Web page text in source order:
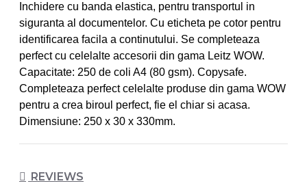
Inchidere cu banda elastica, pentru transportul in
siguranta al documentelor. Cu eticheta pe cotor pentru
identificarea facila a continutului. Se completeaza
perfect cu celelalte accesorii din gama Leitz WOW.
Capacitate: 250 de coli A4 (80 gsm). Copysafe.
Completeaza perfect celelalte produse din gama WOW
pentru a crea biroul perfect, fie el chiar si acasa.
Dimensiune: 250 x 30 x 330mm.
REVIEWS